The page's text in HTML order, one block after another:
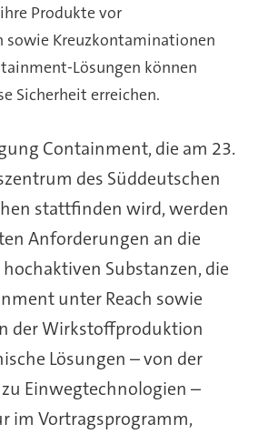
Produkte vor
Kreuzkontaminationen
Lösungen können
Sicherheit erreichen.
Containment, die am 23.
des Süddeutschen
stattfinden wird, werden
Anforderungen an die
Substanzen, die
unter Reach sowie
der Wirkstoffproduktion
Lösungen – von der
Einwegtechnologien –
im Vortragsprogramm,